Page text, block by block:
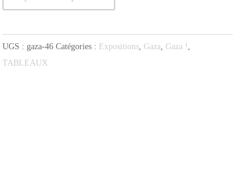
Stress
UGS : gaza-46 Catégories : Expositions, Gaza, Gaza ! ,
TABLEAUX